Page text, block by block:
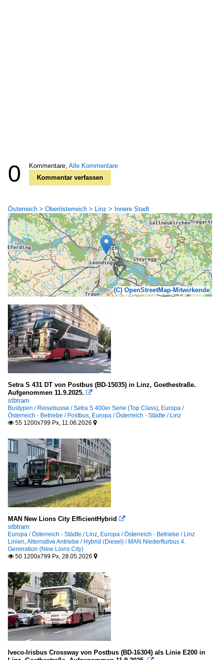
0 Kommentare, Alle Kommentare
Kommentar verfassen
Österreich > Oberösterreich > Linz > Innere Stadt
(C) OpenStreetMap-Mitwirkende
Setra S 431 DT von Postbus (BD-15035) in Linz, Goethestraße.
Aufgenommen 11.9.2025. 
stbtram
Bustypen / Reisebusse / Setra S 400er Serie (Top Class), Europa /
Österreich - Betriebe / Postbus, Europa / Österreich - Städte / Linz
 55 1200x799 Px, 11.06.2026 
MAN New Lions City EfficientHybrid 
stbtram
Europa / Österreich - Städte / Linz, Europa / Österreich - Betriebe / Linz
Linien,Alternative Antriebe / Hybrid (Diesel) / MAN Niederflurbus 4.
Generation (New Lions City)
 50 1200x799 Px, 28.05.2026 
Iveco-Irisbus Crossway von Postbus (BD-16304) als Linie E200 in